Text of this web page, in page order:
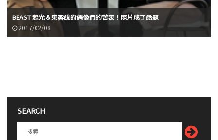
BEAST 起光＆東雲說的偶像們的苦衷！照片成了話題
2017/02/08
SEARCH